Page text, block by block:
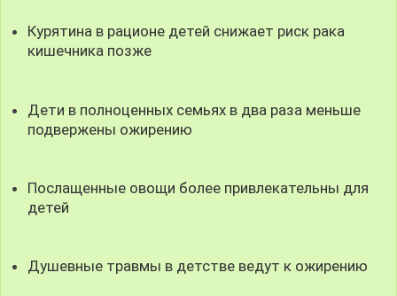
Курятина в рационе детей снижает риск рака
кишечника позже
Дети в полноценных семьях в два раза меньше
подвержены ожирению
Послащенные овощи более привлекательны для
детей
Душевные травмы в детстве ведут к ожирению